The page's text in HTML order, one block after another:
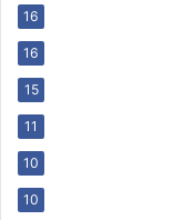
16
16
15
11
10
10